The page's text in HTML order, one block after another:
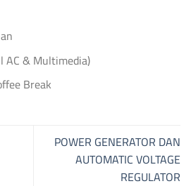
AC & Multimedia)
Break
POWER GENERATOR DAN
AUTOMATIC VOLTAGE
REGULATOR